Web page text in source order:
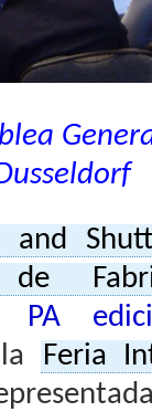
and
de
PA
Feria